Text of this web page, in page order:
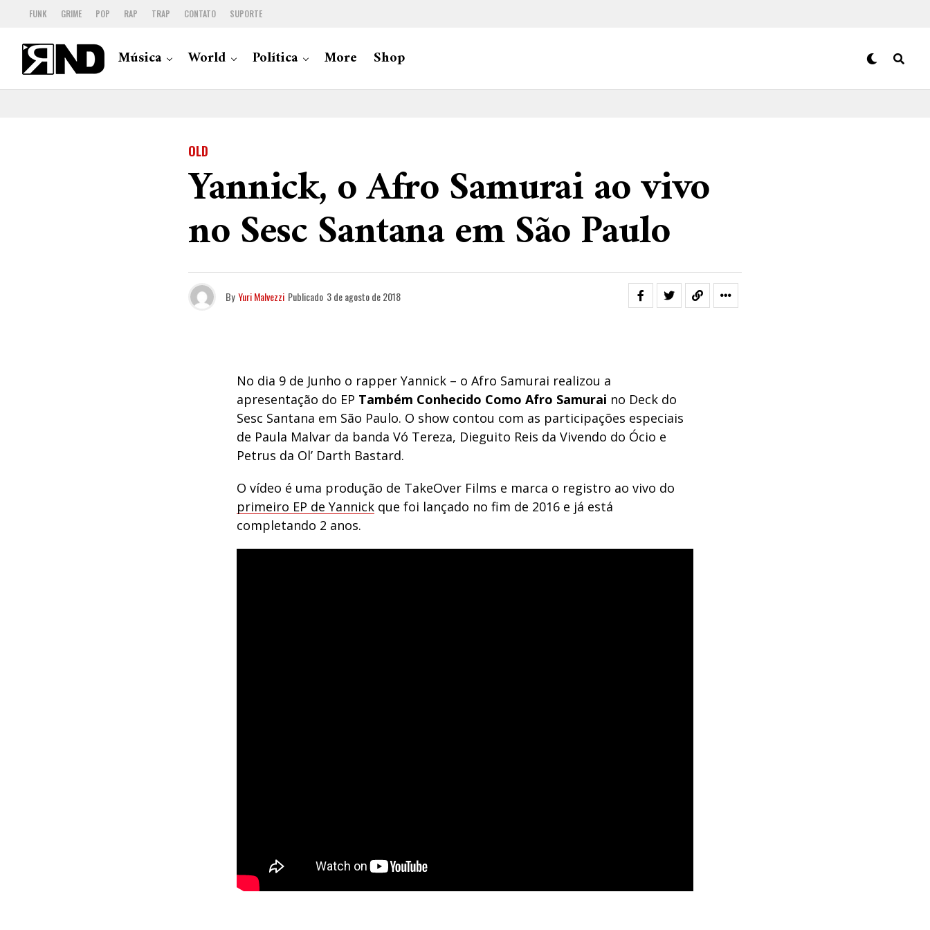
FUNK GRIME POP RAP TRAP CONTATO SUPORTE
Música World Política More Shop
OLD
Yannick, o Afro Samurai ao vivo
no Sesc Santana em São Paulo
By Yuri Malvezzi Publicado 3 de agosto de 2018
No dia 9 de Junho o rapper Yannick – o Afro Samurai realizou a
apresentação do EP Também Conhecido Como Afro Samurai no Deck do
Sesc Santana em São Paulo. O show contou com as participações especiais
de Paula Malvar da banda Vó Tereza, Dieguito Reis da Vivendo do Ócio e
Petrus da Ol’ Darth Bastard.
O vídeo é uma produção de TakeOver Films e marca o registro ao vivo do
primeiro EP de Yannick que foi lançado no fim de 2016 e já está
completando 2 anos.